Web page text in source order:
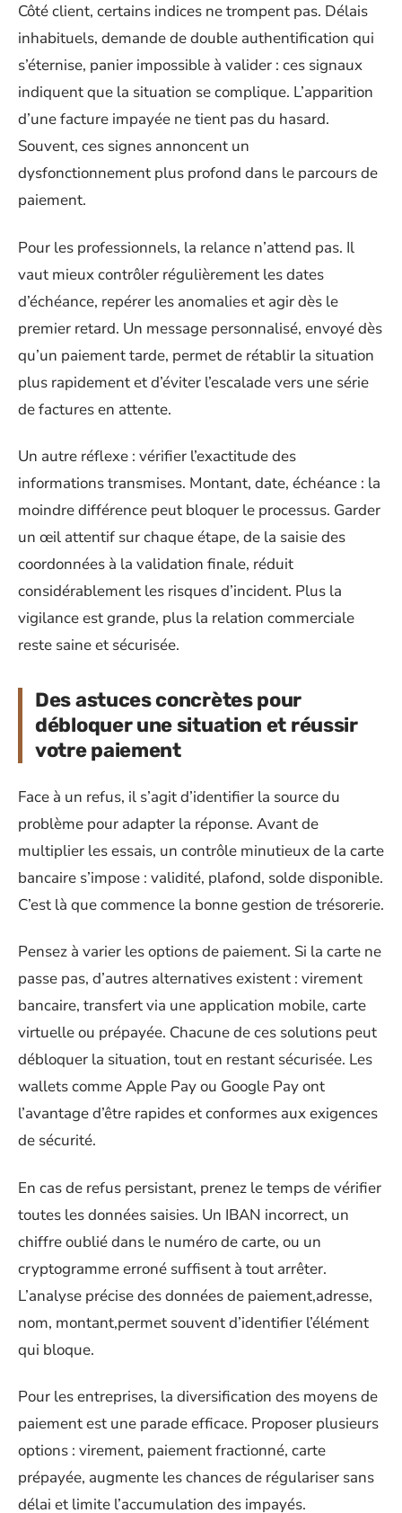
Côté client, certains indices ne trompent pas. Délais
inhabituels, demande de double authentification qui
s’éternise, panier impossible à valider : ces signaux
indiquent que la situation se complique. L’apparition
d’une facture impayée ne tient pas du hasard.
Souvent, ces signes annoncent un
dysfonctionnement plus profond dans le parcours de
paiement.
Pour les professionnels, la relance n’attend pas. Il
vaut mieux contrôler régulièrement les dates
d’échéance, repérer les anomalies et agir dès le
premier retard. Un message personnalisé, envoyé dès
qu’un paiement tarde, permet de rétablir la situation
plus rapidement et d’éviter l’escalade vers une série
de factures en attente.
Un autre réflexe : vérifier l’exactitude des
informations transmises. Montant, date, échéance : la
moindre différence peut bloquer le processus. Garder
un œil attentif sur chaque étape, de la saisie des
coordonnées à la validation finale, réduit
considérablement les risques d’incident. Plus la
vigilance est grande, plus la relation commerciale
reste saine et sécurisée.
Des astuces concrètes pour
débloquer une situation et réussir
votre paiement
Face à un refus, il s’agit d’identifier la source du
problème pour adapter la réponse. Avant de
multiplier les essais, un contrôle minutieux de la carte
bancaire s’impose : validité, plafond, solde disponible.
C’est là que commence la bonne gestion de trésorerie.
Pensez à varier les options de paiement. Si la carte ne
passe pas, d’autres alternatives existent : virement
bancaire, transfert via une application mobile, carte
virtuelle ou prépayée. Chacune de ces solutions peut
débloquer la situation, tout en restant sécurisée. Les
wallets comme Apple Pay ou Google Pay ont
l’avantage d’être rapides et conformes aux exigences
de sécurité.
En cas de refus persistant, prenez le temps de vérifier
toutes les données saisies. Un IBAN incorrect, un
chiffre oublié dans le numéro de carte, ou un
cryptogramme erroné suffisent à tout arrêter.
L’analyse précise des données de paiement,adresse,
nom, montant,permet souvent d’identifier l’élément
qui bloque.
Pour les entreprises, la diversification des moyens de
paiement est une parade efficace. Proposer plusieurs
options : virement, paiement fractionné, carte
prépayée, augmente les chances de régulariser sans
délai et limite l’accumulation des impayés.